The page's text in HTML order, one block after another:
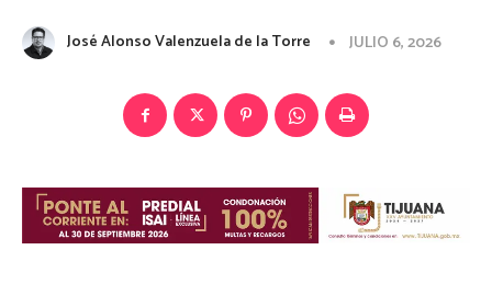
José Alonso Valenzuela de la Torre JULIO 6, 2026